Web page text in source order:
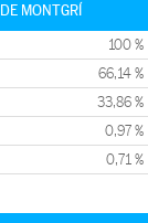
MONTGRÍ
100 %
66,14 %
33,86 %
0,97 %
0,71 %